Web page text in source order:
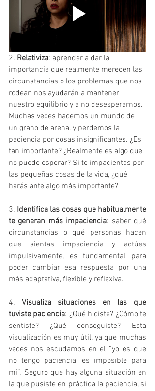
2. Relativiza: aprender a dar la
importancia que realmente merecen las
circunstancias o los problemas que nos
rodean nos ayudarán a mantener
nuestro equilibrio y a no desesperarnos.
Muchas veces hacemos un mundo de
un grano de arena, y perdemos la
paciencia por cosas insignificantes. ¿Es
tan importante? ¿Realmente es algo que
no puede esperar? Si te impacientas por
las pequeñas cosas de la vida, ¿qué
harás ante algo más importante?
3. Identifica las cosas que habitualmente
te generan más impaciencia: saber qué
circunstancias o qué personas hacen
que sientas impaciencia y actúes
impulsivamente, es fundamental para
poder cambiar esa respuesta por una
más adaptativa, flexible y reflexiva.
4. Visualiza situaciones en las que
tuviste paciencia: ¿Qué hiciste? ¿Cómo te
sentiste? ¿Qué conseguiste? Esta
visualización es muy útil, ya que muchas
veces nos escudamos en el “yo es que
no tengo paciencia, es imposible para
mí”. Seguro que hay alguna situación en
la que pusiste en práctica la paciencia, si